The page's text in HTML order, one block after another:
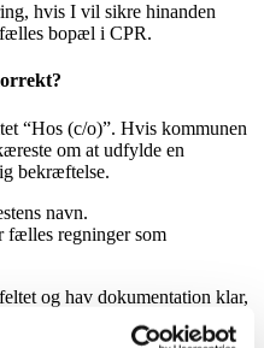
hvis I vil sikre hinanden
bopæl i CPR.
“Hos (c/o)”. Hvis kommunen
om at udfylde en
bekræftelse.
navn.
fælles regninger som
og hav dokumentation klar,